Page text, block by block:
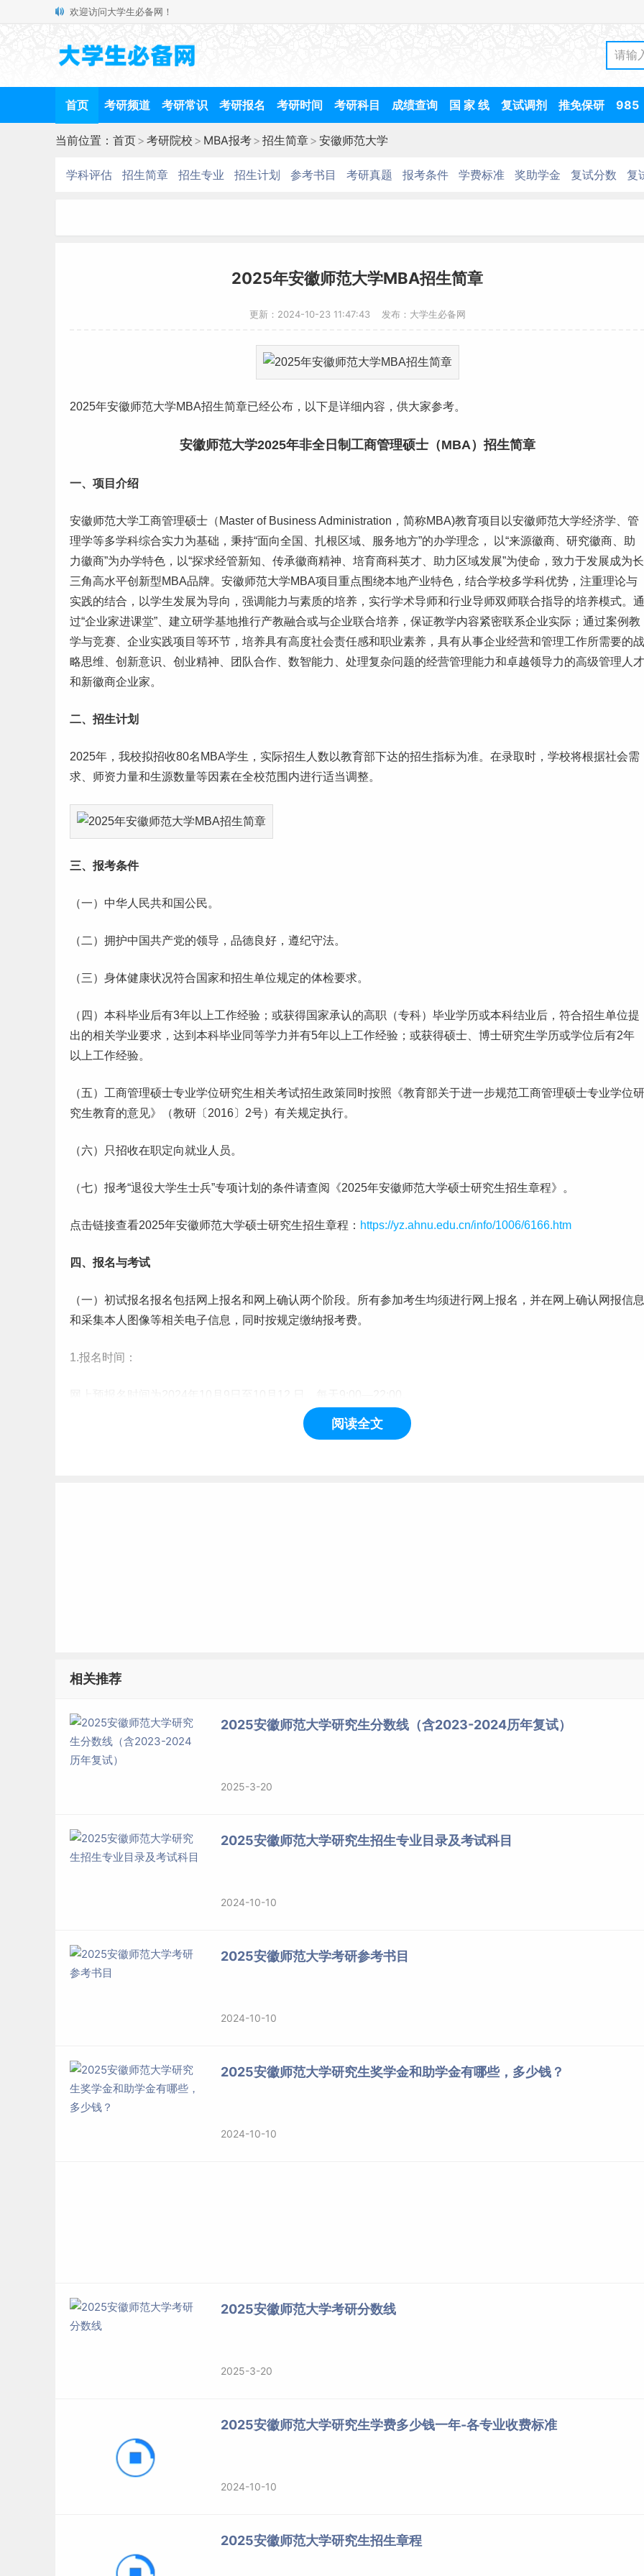
欢迎访问大学生必备网！
首页 考研频道 考研常识 考研报名 考研时间 考研科目 成绩查询 国 家 线 复试调剂 推免保研 985
当前位置： 首页> 考研院校 > MBA报考> 招生简章> 安徽师范大学
学科评估 招生简章 招生专业 招生计划 参考书目 考研真题 报考条件 学费标准 奖助学金 复试分数 复
2025年安徽师范大学MBA招生简章
更新：2024-10-23 11:47:43 发布：大学生必备网
2025年安徽师范大学MBA招生简章已经公布，以下是详细内容，供大家参考。
安徽师范大学2025年非全日制工商管理硕士（MBA）招生简章
一、项目介绍
安徽师范大学工商管理硕士（Master of Business Administration，简称MBA)教育项目以安徽师范大学经济学、管
理学等多学科综合实力为基础，秉持“面向全国、扎根区域、服务地方”的办学理念， 以“来源徽商、研究徽商、助
力徽商”为办学特色，以“探求经管新知、传承徽商精神、培育商科英才、助力区域发展”为使命，致力于发展成为长
三角高水平创新型MBA品牌。安徽师范大学MBA项目重点围绕本地产业特色，结合学校多学科优势，注重理论与
实践的结合，以学生发展为导向，强调能力与素质的培养，实行学术导师和行业导师双师联合指导的培养模式。通
过“企业家进课堂”、建立研学基地推行产教融合或与企业联合培养，保证教学内容紧密联系企业实际；通过案例教
学与竞赛、企业实践项目等环节，培养具有高度社会责任感和职业素养，具有从事企业经营和管理工作所需要的战
略思维、创新意识、 创业精神、团队合作、数智能力、处理复杂问题的经营管理能力和卓越领导力的高级管理人才
和新徽商企业家。
二、招生计划
2025年，我校拟招收80名MBA学生，实际招生人数以教育部下达的招生指标为准。在录取时，学校将根据社会需
求、师资力量和生源数量等因素在全校范围内进行适当调整。
三、报考条件
（一）中华人民共和国公民。
（二）拥护中国共产党的领导，品德良好，遵纪守法。
（三）身体健康状况符合国家和招生单位规定的体检要求。
（四） 本科毕业后有3年以上工作经验 ；或获得国家承认的高职（专科）毕业学历或本科结业后，符合招生单位提
出的相关学业要求，达到本科毕业同等学力并有5年以上工作经验；或获得硕士、博士研究生学历或学位后有2年
以上工作经验。
（五）工商管理硕士专业学位研究生相关考试招生政策同时按照《教育部关于进一步规范工商管理硕士专业学位研
究生教育的意见》（教研〔2016〕2号）有关规定执行。
（六）只招收在职定向就业 人员。
（七）报考“退役大学生士兵”专项计划的条件请查阅《2025年安徽师范大学硕士研究生招生章程》。
点击链接查看2025年安徽师范大学硕士研究生招生章程： https://yz.ahnu.edu.cn/info/1006/6166.htm
四、报名与考试
（一）初试报名报名包括网上报名和网上确认两个阶段。所有参加考生均须进行网上报名，并在网上确认网报信息
和采集本人图像等相关电子信息，同时按规定缴纳报考费。
1.报名时间：
报名时间为2024年10月15日至10月28日，每天9:00—22:00。
具体报名时间、确认时间、考试时间、考试地点均以教育部当年《全国硕士研究生招生工作管理规定》精神和安徽
详情请届时关注中国研究生招生信息网及安徽师范大学研究生招生信息网相关通知。
安排在2025年3月-4月进行。
以同等学力参加复试的考生，在复试中须加试《经济学原理》和《市场营销学》两门课程。加试方式为笔试，加试
大学出版社，2022年版。2.《市场营销学》：《市场营销学》（第七版），吴健安等主编，高等教育出版社，202
（一）录取类别所有被录取的考生学习方式均为“非全日制”，录取类别均为“定向就业”。
（二）学习地点与学习形式学习地点为安徽师范大学，将通过双休日或节假日集中学习的方式学习。
职能模块：人力资源管理与开发、营销管理、财务管理、运营管理组织发展与领导力模块：组织行为学与领导力、
宏观经济分析与政策、企业伦理、公司治理、战略管理
展、智能家电产业发展、新材料产业发展
（二）其他培养环节
3.学科竞赛
阅读全文
相关推荐
2025安徽师范大学研究生分数线（含2023-2024历年复试）
2025-3-20
2025安徽师范大学研究生招生专业目录及考试科目
2024-10-10
2025安徽师范大学考研参考书目
2024-10-10
2025安徽师范大学研究生奖学金和助学金有哪些，多少钱？
2024-10-10
2025安徽师范大学考研分数线
2025-3-20
2025安徽师范大学研究生学费多少钱一年-各专业收费标准
2024-10-10
2025安徽师范大学研究生招生章程